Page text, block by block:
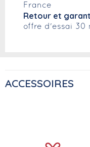
France
Retour et
offre d'essai 30
ACCESSOIRES